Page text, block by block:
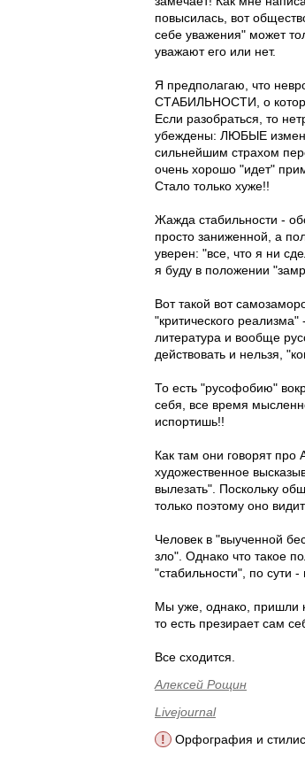
повысилась, вот
себе уважения" может
уважают его или нет.
Я предполагаю, что
СТАБИЛЬНОСТИ, о
Если разобраться, то
убеждены: ЛЮБЫЕ
сильнейшим страхом
очень хорошо "идет"
Стало только хуже!!
Жажда стабильности -
просто заниженной, а
уверен: "все, что я ни
я буду в положении
Вот такой вот
"критического
литература и вообще
действовать и нельзя,
То есть "русофобию"
себя, все время
испортишь!!
Как там они говорят
художественное
вылезать". Поскольку
только поэтому оно
Человек в "выученной
зло". Однако что такое
"стабильности", по сути -
Мы уже, однако, пришли
то есть презирает сам
Все сходится.
Алексей Рощин
Livejournal
!
Орфография и